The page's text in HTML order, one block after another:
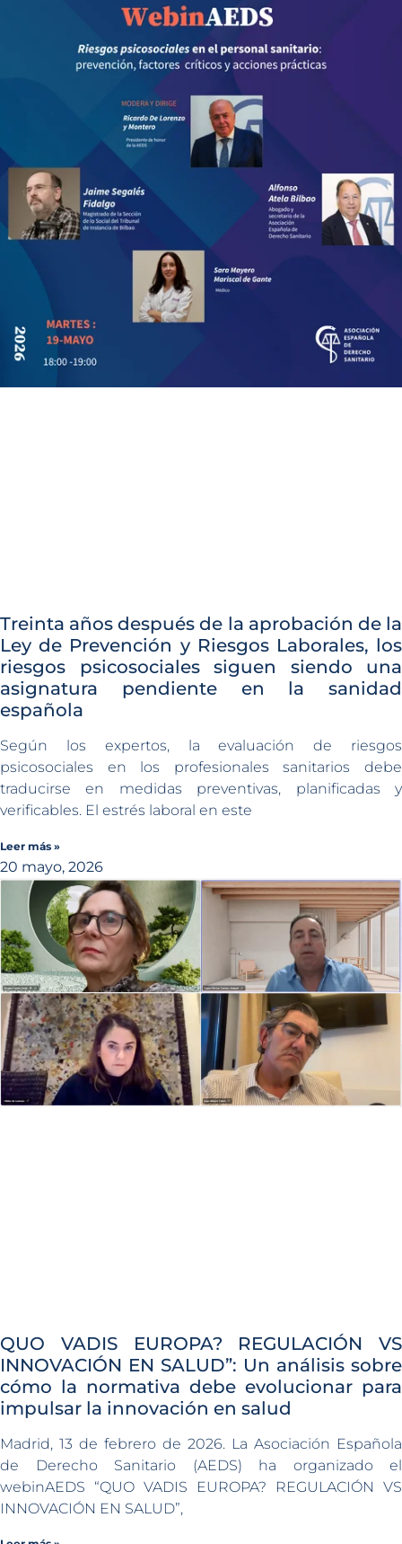
Treinta años después de la aprobación de la
Ley de Prevención y Riesgos Laborales, los
riesgos psicosociales siguen siendo una
asignatura pendiente en la sanidad
española
Según los expertos, la evaluación de riesgos
psicosociales en los profesionales sanitarios debe
traducirse en medidas preventivas, planificadas y
verificables. El estrés laboral en este
Leer más »
20 mayo, 2026
QUO VADIS EUROPA? REGULACIÓN VS
INNOVACIÓN EN SALUD”: Un análisis sobre
cómo la normativa debe evolucionar para
impulsar la innovación en salud
Madrid, 13 de febrero de 2026. La Asociación Española
de Derecho Sanitario (AEDS) ha organizado el
webinAEDS “QUO VADIS EUROPA? REGULACIÓN VS
INNOVACIÓN EN SALUD”,